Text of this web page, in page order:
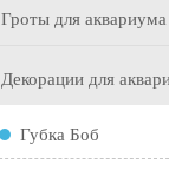
Гроты для аквариума
Декорации для
Губка Боб